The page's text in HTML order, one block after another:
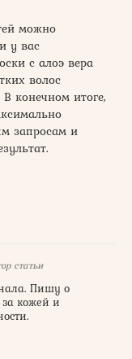
можно
у вас
с алоэ вера
волос
конечном итоге,
запросам и
статьи
Пишу о
кожей и